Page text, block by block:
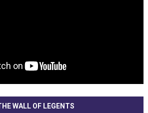
WALL OF LEGENTS